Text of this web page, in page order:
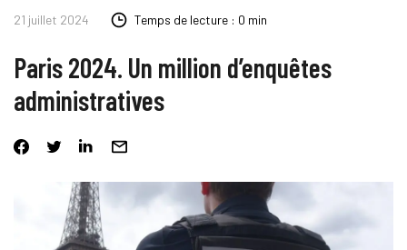
21 juillet 2024 Temps de lecture : 0 min
Paris 2024. Un million d’enquêtes
administratives